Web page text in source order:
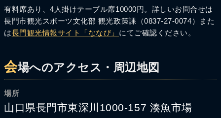
有料席あり、4人掛けテーブル席10000円。詳しいお問合せは
長門市観光スポーツ文化部 観光政策課（0837-27-0074）また
は長門観光情報サイト「ななび」 にてご確認ください。
会場へのアクセス・周辺地図
場所
山口県長門市東深川1000-157 湊魚市場